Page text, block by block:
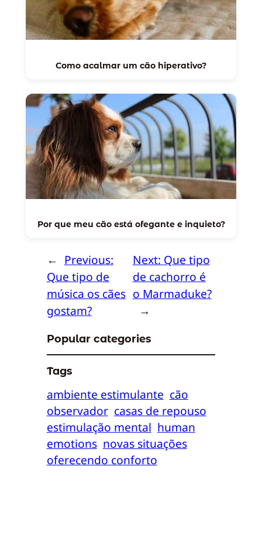
Como acalmar um cão hiperativo?
Por que meu cão está ofegante e inquieto?
← Previous:
Que tipo de
música os cães
gostam?
Next: Que tipo
de cachorro é
o Marmaduke?
→
Popular categories
Tags
ambiente estimulante cão
observador casas de repouso
estimulação mental human
emotions novas situações
oferecendo conforto